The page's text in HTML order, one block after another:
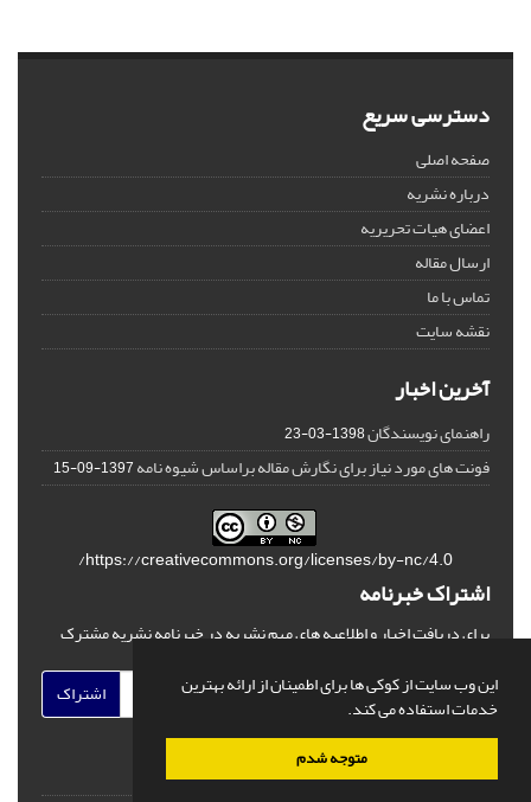
این وب سایت از کوکی ها برای اطمینان از ارائه بهترین
خدمات استفاده می کند.
متوجه شدم
دسترسی سریع
صفحه اصلی
درباره نشریه
اعضای هیات تحریریه
ارسال مقاله
تماس با ما
نقشه سایت
آخرین اخبار
راهنمای نویسندگان1398-03-23
فونت های مورد نیاز برای نگارش مقاله براساس شیوه نامه1397-09-15
https://creativecommons.org/licenses/by-nc/4.0/
اشتراک خبرنامه
برای دریافت اخبار و اطلاعیه های مهم نشریه در خبرنامه نشریه مشترک
اشتراک